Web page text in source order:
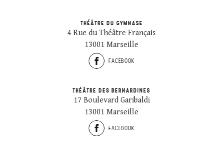
THÉÂTRE DU GYMNASE
4 Rue du Théâtre Français
13001 Marseille
FACEBOOK
THÉÂTRE DES BERNARDINES
17 Boulevard Garibaldi
13001 Marseille
FACEBOOK